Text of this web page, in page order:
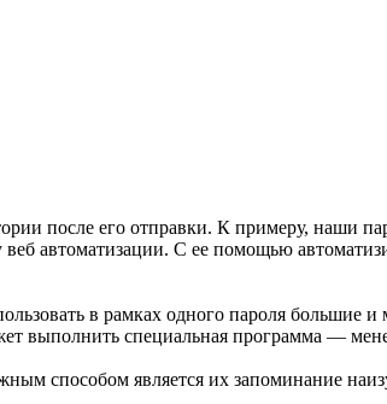
после его отправки. К примеру, наши
автоматизации. С ее помощью
в рамках одного пароля большие
выполнить специальная программа —
способом является их запоминание